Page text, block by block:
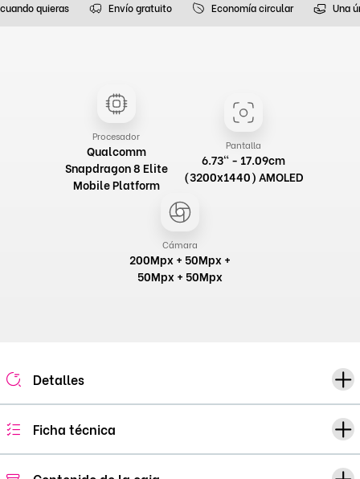
quieras Envío gratuito Economía circular Una
Procesador
Qualcomm
Snapdragon 8 Elite
Mobile Platform
Pantalla
6.73" - 17.09cm
(3200x1440) AMOLED
Cámara
200Mpx + 50Mpx +
50Mpx + 50Mpx
Detalles
Ficha técnica